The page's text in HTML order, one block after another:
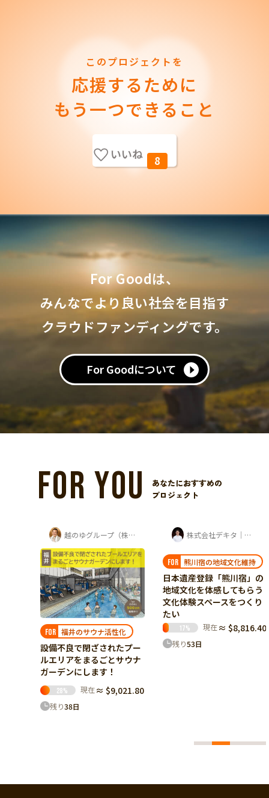
このプロジェクトを
応援するために
もう一つできること
いいね 8
For Goodは、
みんなでより良い社会を目指す
クラウドファンディングです。
For Goodについて
FOR YOU
あなたにおすすめの
プロジェクト
株式会社デキタ｜時岡壮太（山座熊川・八百...
FOR 熊川宿の地域文化維持
日本遺産登録「熊川宿」の
地域文化を体感してもらう
文化体験スペースをつくり
たい
17% 現在≈ $8,816.40
残り53日
LIENU jewelry
FOR 想いを身に纏える形に
蔵前に、想いを形にするデ
ザインアトリエを。結婚指
輪を"選ぶ"から"共に創
る"へ。
58% 現在 ≈ $5,558.44
残り48日